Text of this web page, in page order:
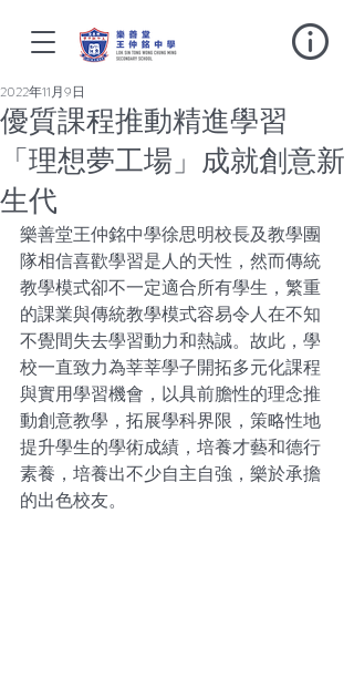
優質課程推動精進學習
「理想夢工場」成就創意新
生代
2022年11月9日
樂善堂王仲銘中學徐思明校長及教學團
隊相信喜歡學習是人的天性，然而傳統
教學模式卻不一定適合所有學生，繁重
的課業與傳統教學模式容易令人在不知
不覺間失去學習動力和熱誠。故此，學
校一直致力為莘莘學子開拓多元化課程
與實用學習機會，以具前膽性的理念推
動創意教學，拓展學科界限，策略性地
提升學生的學術成績，培養才藝和德行
素養，培養出不少自主自強，樂於承擔
的出色校友。